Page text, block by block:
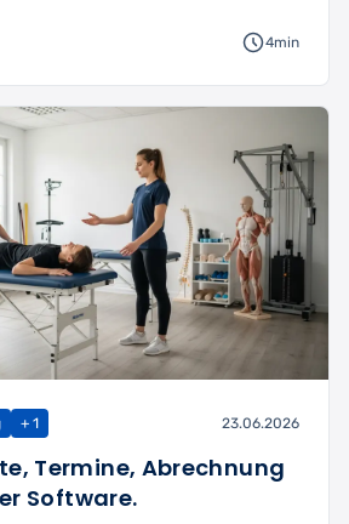
4min
+ 1 23.06.2026
Termine, Abrechnung
Software.